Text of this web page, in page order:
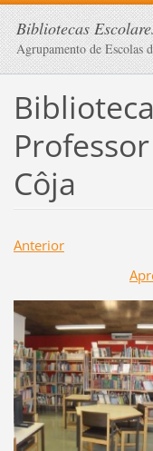
Bibliotecas
Agrupamento de Escolas
Côja
Anterior